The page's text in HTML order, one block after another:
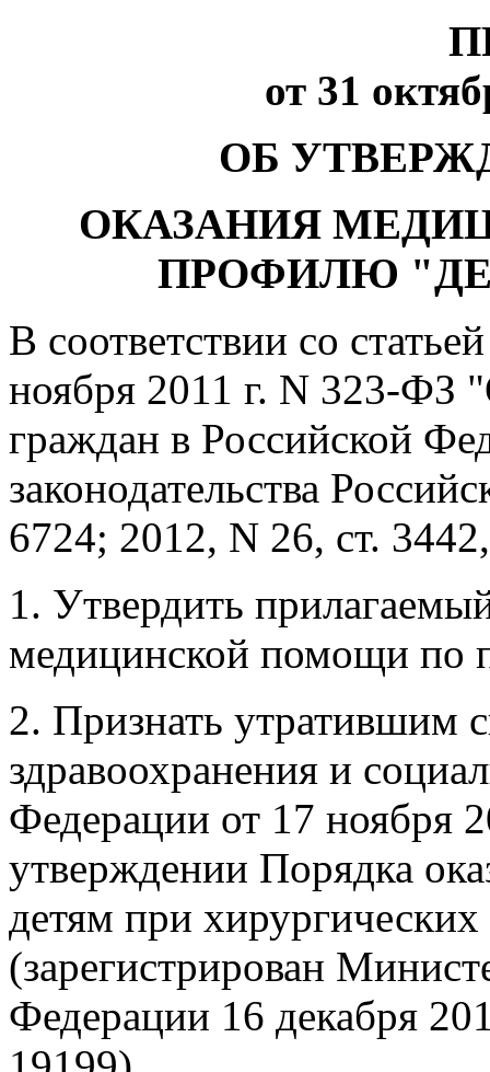
от 31
ОБ
ОКАЗАНИЯ
ПРОФИЛЮ
В соответствии со
ноября 2011 г. N 323-ФЗ
граждан в Российской
законодательства
6724; 2012, N 26, ст.
1. Утвердить
медицинской помощи по
2. Признать утратившим
здравоохранения и
Федерации от 17 ноября
утверждении Порядка
детям при хирургических
(зарегистрирован
Федерации 16 декабря